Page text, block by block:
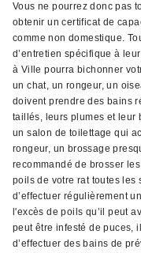
Vous ne pourrez donc pas
obtenir un certificat de
comme non domestique.
d’entretien spécifique à
à Ville pourra bichonner
un chat, un rongeur, un
doivent prendre des bains
taillés, leurs plumes et leur
un salon de toilettage qui
rongeur, un brossage
recommandé de brosser
poils de votre rat toutes les
d’effectuer régulièrement
l'excès de poils qu’il peut
peut être infesté de puces,
d’effectuer des bains de